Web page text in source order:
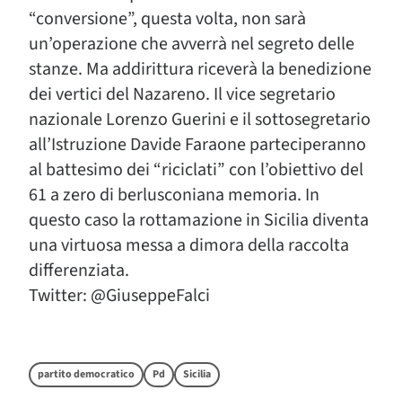
“conversione”, questa volta, non sarà
un’operazione che avverrà nel segreto delle
stanze. Ma addirittura riceverà la benedizione
dei vertici del Nazareno. Il vice segretario
nazionale Lorenzo Guerini e il sottosegretario
all’Istruzione Davide Faraone parteciperanno
al battesimo dei “riciclati” con l’obiettivo del
61 a zero di berlusconiana memoria. In
questo caso la rottamazione in Sicilia diventa
una virtuosa messa a dimora della raccolta
differenziata.
Twitter: @GiuseppeFalci
partito democratico Pd Sicilia